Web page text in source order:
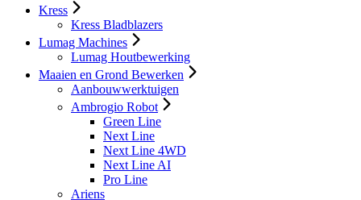
Kress
Kress Bladblazers
Lumag Machines
Lumag Houtbewerking
Maaien en Grond Bewerken
Aanbouwwerktuigen
Ambrogio Robot
Green Line
Next Line
Next Line 4WD
Next Line AI
Pro Line
Ariens